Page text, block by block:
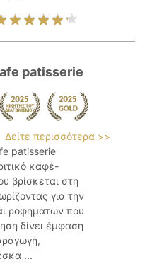
patisserie
Δείτε περισσότερα >>
patisserie
καφέ-
βρίσκεται στη
για την
ροφημάτων που
δίνει έμφαση
...